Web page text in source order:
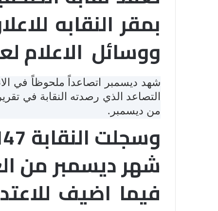
بمقر النقابه
ووسائل الاعلام لعام 2017 وكانت النقابه قد
شهد ديسمبر اتصاعداً ملحوظاً في
التصاعد الذي رصدته النقابة في
من ديسمبر.
فيما اضيف